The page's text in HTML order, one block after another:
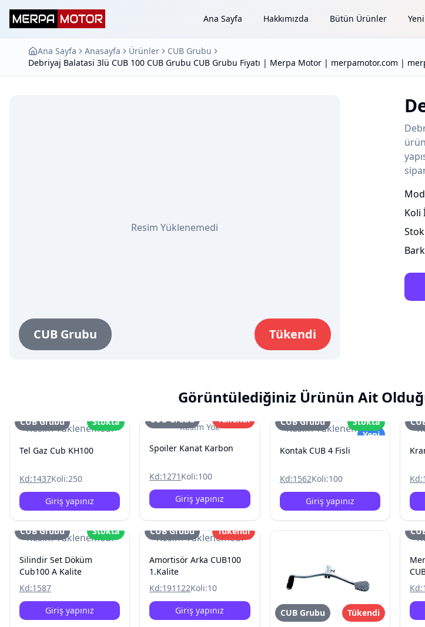
Ana Sayfa Hakkımızda Bütün Ürünler
Ana Sayfa Anasayfa Ürünler
CUB Grubu
Debriyaj Balatasi 3lü CUB 100 CUB Grubu CUB Grubu Fiyatı | Merpa Motor | merpamotor.com |
CUB Grubu Tükendi
Resim Yüklenemedi
Koli
Görüntülediğiniz Ürünün Ait
Resim Yüklenemedi
CUB Grubu Stokta
Tel Gaz Cub KH100
Kd:1437Koli:250
Giriş yapınız
Resim Yok
CUB Grubu Tükendi
Spoiler Kanat Karbon
Kd:1271 Koli:100
Giriş yapınız
Resim Yüklenemedi
Yeni
CUB Grubu Stokta
Kontak CUB 4 Fisli
Kd:1562Koli:100
Giriş yapınız
Kd:
Resim Yüklenemedi
CUB Grubu Stokta
Silindir Set Döküm
Cub100 A Kalite
Kd:1587
Giriş yapınız
Resim Yüklenemedi
CUB Grubu Tükendi
Amortisör Arka CUB100
1.Kalite
Kd:191122Koli:10
Giriş yapınız
CUB Grubu Tükendi
Kd: